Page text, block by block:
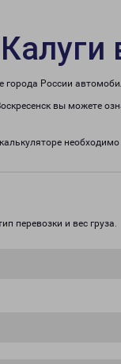
города России
вы можете
перевозки и вес груза.